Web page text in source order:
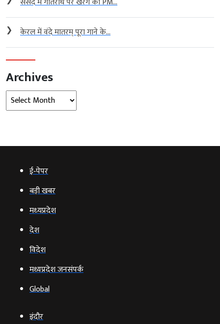
❯ केरल में वंदे मातरम् पूरा गाने के...
Archives
Archives
ई‑पेपर
बड़ी खबर
मध्‍यप्रदेश
देश
विदेश
मध्यप्रदेश जनसंपर्क
Global
इंदौर